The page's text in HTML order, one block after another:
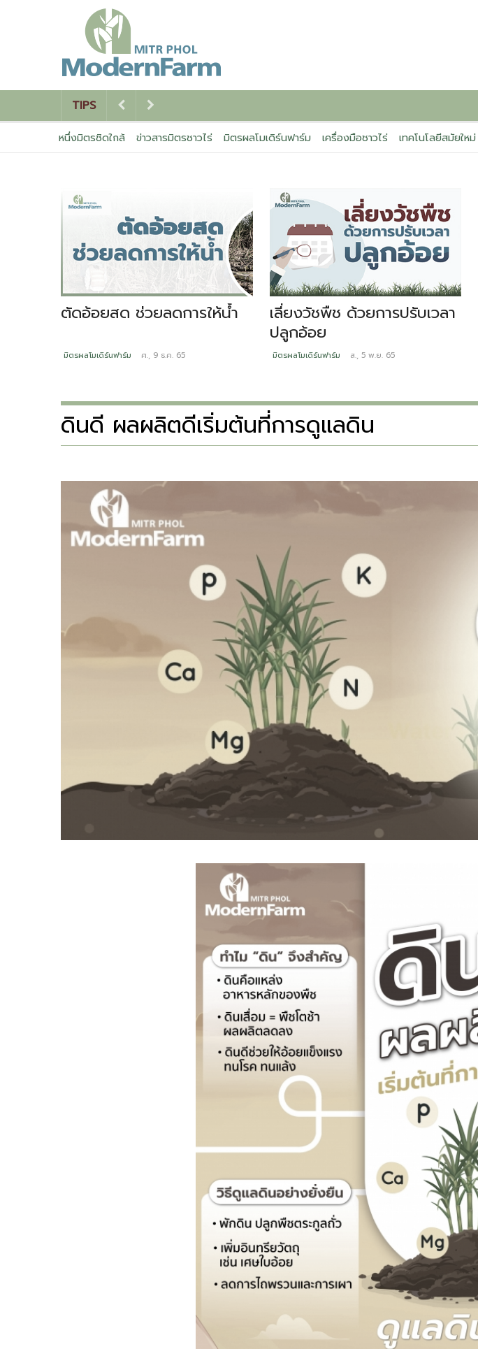
TIPS
หนึ่งมิตรชิดใกล้ ข่าวสารมิตรชาวไร่ มิตรผลโมเดิร์นฟาร์ม เครื่องมือชาวไร่ เทคโนโลยีสมัยใหม่
ตัดอ้อยสด ช่วยลดการให้น้ำ
มิตรผลโมเดิร์นฟาร์ม ศ., 9 ธ.ค. 65
เลี่ยงวัชพืช ด้วยการปรับเวลา
ปลูกอ้อย
มิตรผลโมเดิร์นฟาร์ม ส., 5 พ.ย. 65
ดินดี ผลผลิตดีเริ่มต้นที่การดูแลดิน